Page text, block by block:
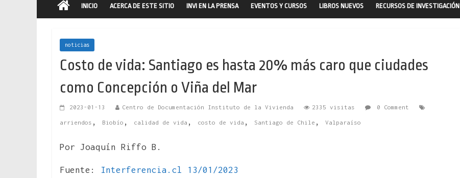
INICIO ACERCA DE ESTE SITIO INVI EN LA PRENSA EVENTOS Y CURSOS LIBROS NUEVOS RECURSOS DE INVESTIGACIÓN
noticias
Costo de vida: Santiago es hasta 20% más caro que ciudades
como Concepción o Viña del Mar
2023-01-13 Centro de Documentación Instituto de la Vivienda 2335 visitas 0 Comment
arriendos , Biobío , calidad de vida , costo de vida , Santiago de Chile , Valparaíso
Por Joaquín Riffo B.
Fuente: Interferencia.cl 13/01/2023